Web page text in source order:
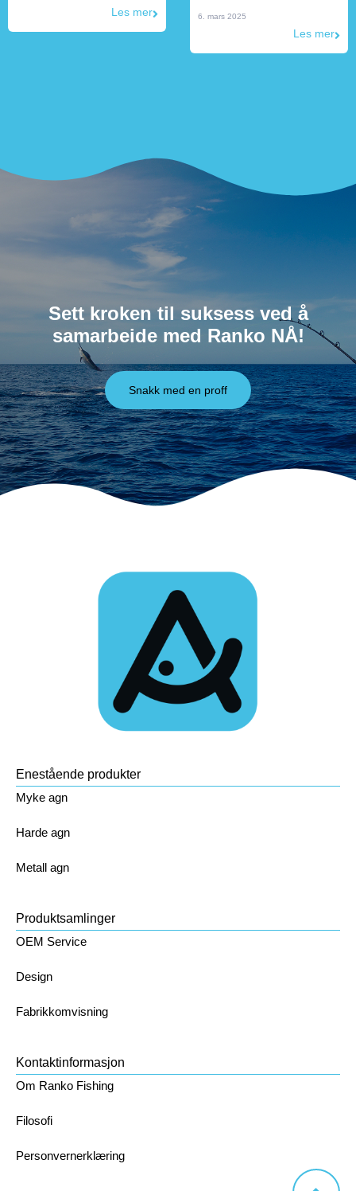
Les mer 6. mars 2025
Les mer
Sett kroken til suksess ved å
samarbeide med Ranko NÅ!
Snakk med en proff
Enestående produkter
Myke agn
Harde agn
Metall agn
Produktsamlinger
OEM Service
Design
Fabrikkomvisning
Kontaktinformasjon
Om Ranko Fishing
Filosofi
Personvernerklæring